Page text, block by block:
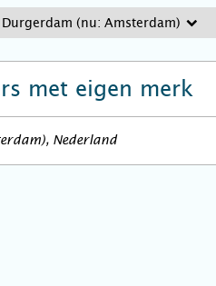
Durgerdam (nu: Amsterdam)
met eigen merk
Nederland